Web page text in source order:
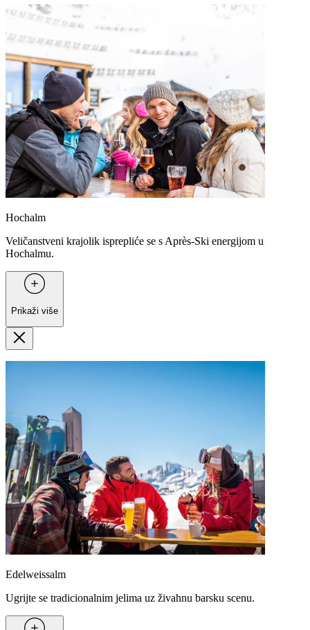
Hochalm
Veličanstveni krajolik isprepliće se s Après-Ski energijom u
Hochalmu.
Prikaži više
Edelweissalm
Ugrijte se tradicionalnim jelima uz živahnu barsku scenu.